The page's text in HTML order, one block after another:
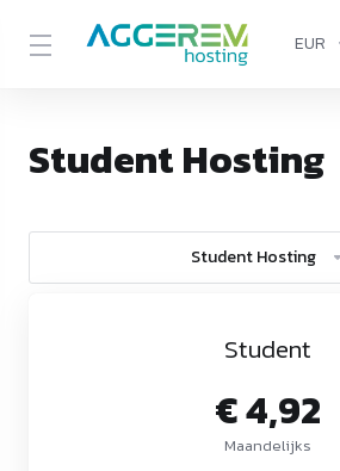
EUR
Student Hosting
Student Hosting
Student
€ 4,92
Maandelijks